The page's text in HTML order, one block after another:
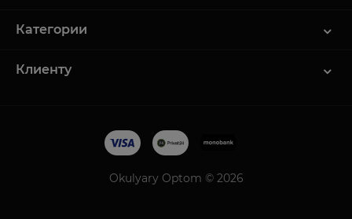
Категории
Клиенту
Okulyary Optom © 2026